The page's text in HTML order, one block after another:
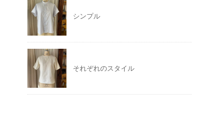
シンプル
それぞれのスタイル